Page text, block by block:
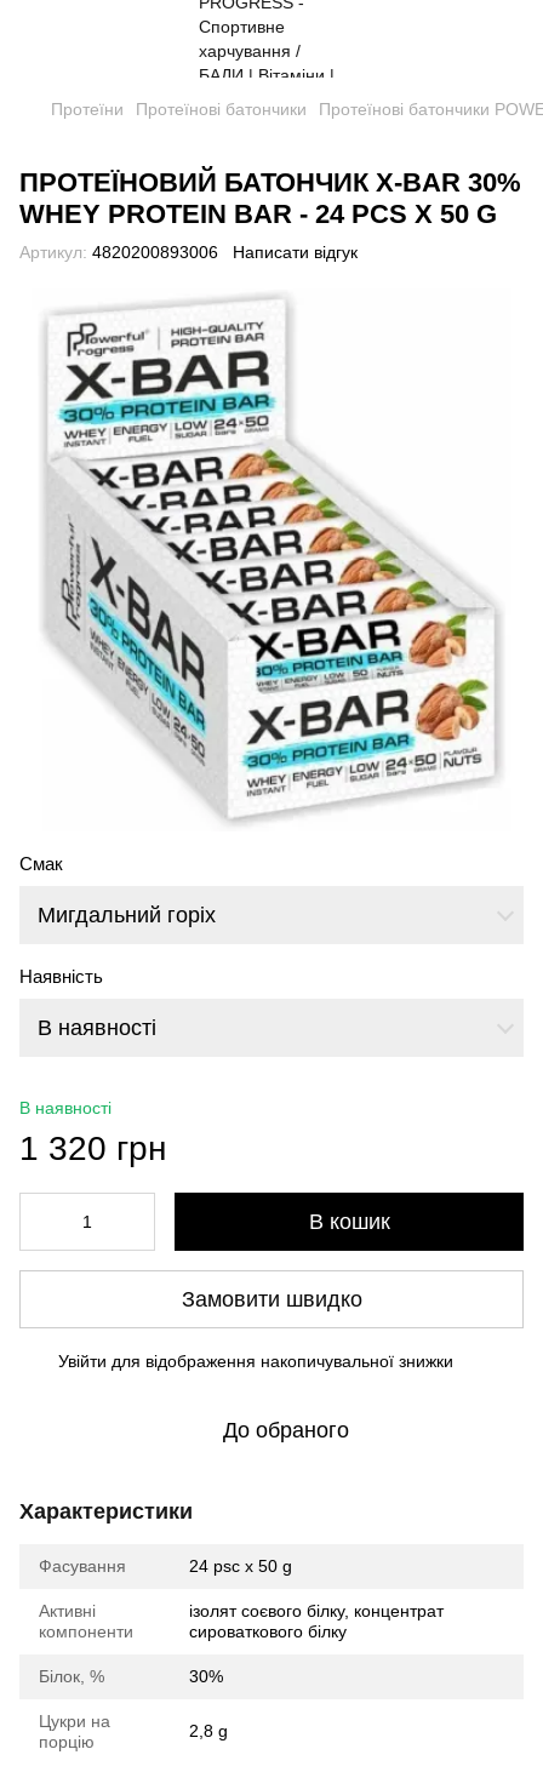
Протеїни Протеїнові батончики Протеїнові батончики
ПРОТЕЇНОВИЙ БАТОНЧИК X-BAR 30%
WHEY PROTEIN BAR - 24 PCS X 50 G
Артикул: 4820200893006 Написати відгук
Смак
Мигдальний горіх
Наявність
В наявності
В наявності
1 320 грн
В кошик
Замовити швидко
Увійти для відображення накопичувальної знижки
До обраного
Характеристики
Фасування 24 psc x 50 g
Активні
компоненти
ізолят соєвого білку, концентрат
сироваткового білку
Білок, % 30%
Цукри на
порцію
2,8 g